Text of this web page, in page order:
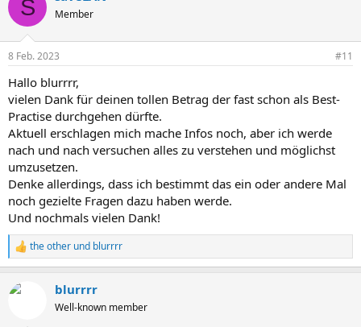
i
e
:
S Member
8 Feb. 2023 #11
Hallo blurrrr,
vielen Dank für deinen tollen Betrag der fast schon als Best-
Practise durchgehen dürfte.
Aktuell erschlagen mich mache Infos noch, aber ich werde
nach und nach versuchen alles zu verstehen und möglichst
umzusetzen.
Denke allerdings, dass ich bestimmt das ein oder andere Mal
noch gezielte Fragen dazu haben werde.
Und nochmals vielen Dank!
R
e
k
the other und blurrrr
blurrrr
Well-known member